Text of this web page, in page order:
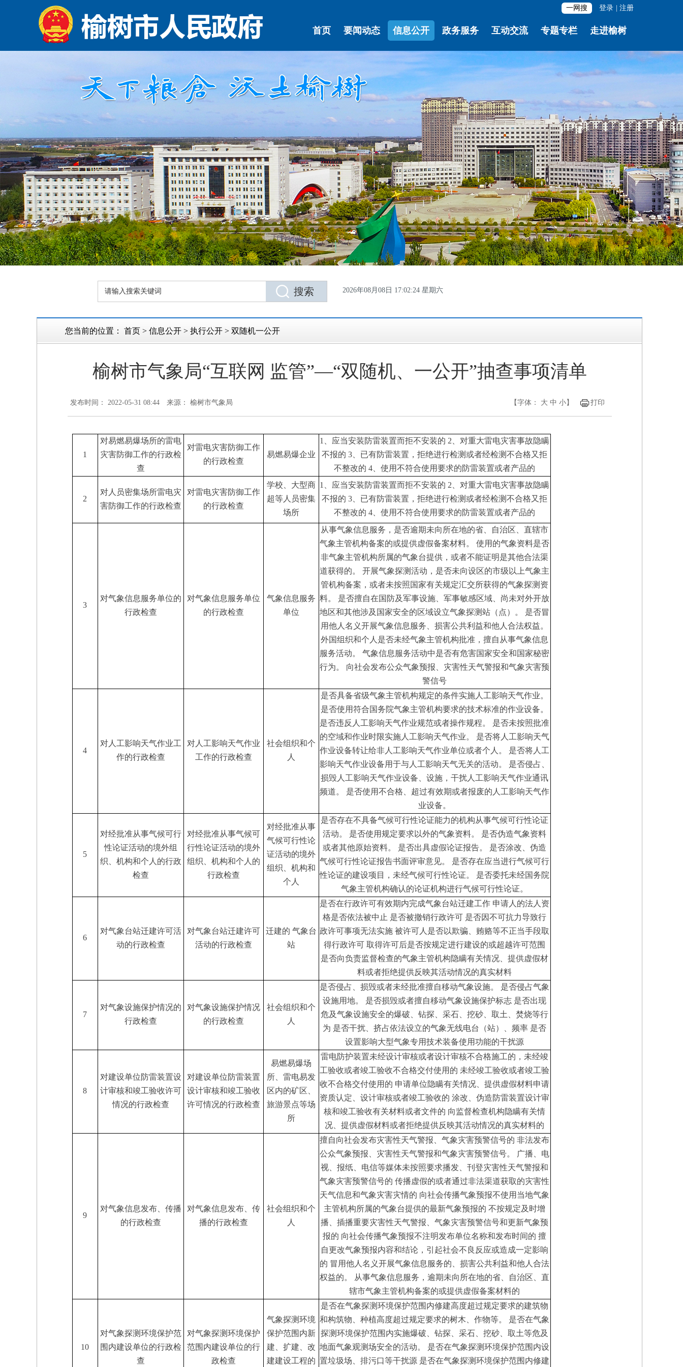
一网搜 登录 注册
首页 要闻动态 信息公开 政务服务 互动交流 专题专栏 走进榆树
2026年08月08日 17:02:25 星期六
您当前的位置： 首页 > 信息公开 > 执行公开 > 双随机一公开
榆树市气象局“互联网 监管”—“双随机、一公开”抽查事项清单
发布时间： 2022-05-31 08:44 来源： 榆树市气象局 【字体： 大 中 小】 打印
1
对易燃易爆场所的雷电
灾害防御工作的行政检
查
对雷电灾害防御工作
的行政检查
易燃易爆企业
1、应当安装防雷装置而拒不安装的 2、对重大雷电灾害事故隐瞒
不报的 3、已有防雷装置，拒绝进行检测或者经检测不合格又拒
不整改的 4、使用不符合使用要求的防雷装置或者产品的
2
对人员密集场所雷电灾
害防御工作的行政检查
对雷电灾害防御工作
的行政检查
学校、大型商
超等人员密集
场所
1、应当安装防雷装置而拒不安装的 2、对重大雷电灾害事故隐瞒
不报的 3、已有防雷装置，拒绝进行检测或者经检测不合格又拒
不整改的 4、使用不符合使用要求的防雷装置或者产品的
3
对气象信息服务单位的
行政检查
对气象信息服务单位
的行政检查
气象信息服务
单位
从事气象信息服务，是否逾期未向所在地的省、自治区、直辖市
气象主管机构备案的或提供虚假备案材料。
使用的气象资料是否
非气象主管机构所属的气象台提供，或者不能证明是其他合法渠
道获得的。
开展气象探测活动，是否未向设区的市级以上气象主
管机构备案，或者未按照国家有关规定汇交所获得的气象探测资
料。
是否擅自在国防及军事设施、军事敏感区域、尚未对外开放
地区和其他涉及国家安全的区域设立气象探测站（点）。
是否冒
用他人名义开展气象信息服务、损害公共利益和他人合法权益。
外国组织和个人是否未经气象主管机构批准，擅自从事气象信息
服务活动。
气象信息服务活动中是否有危害国家安全和国家秘密
行为。
向社会发布公众气象预报、灾害性天气警报和气象灾害预
警信号
4
对人工影响天气作业工
作的行政检查
对人工影响天气作业
工作的行政检查
社会组织和个
人
是否具备省级气象主管机构规定的条件实施人工影响天气作业。
是否使用符合国务院气象主管机构要求的技术标准的作业设备。
是否违反人工影响天气作业规范或者操作规程。
是否未按照批准
的空域和作业时限实施人工影响天气作业。
是否将人工影响天气
作业设备转让给非人工影响天气作业单位或者个人。
是否将人工
影响天气作业设备用于与人工影响天气无关的活动。
是否侵占、
损毁人工影响天气作业设备、设施，干扰人工影响天气作业通讯
频道。
是否使用不合格、超过有效期或者报废的人工影响天气作
业设备。
5
对经批准从事气候可行
性论证活动的境外组
织、机构和个人的行政
检查
对经批准从事气候可
行性论证活动的境外
组织、机构和个人的
行政检查
对经批准从事
气候可行性论
证活动的境外
组织、机构和
个人
是否存在不具备气候可行性论证能力的机构从事气候可行性论证
活动。
是否使用规定要求以外的气象资料。
是否伪造气象资料
或者其他原始资料。
是否出具虚假论证报告。
是否涂改、伪造
气候可行性论证报告书面评审意见。
是否存在应当进行气候可行
性论证的建设项目，未经气候可行性论证。
是否委托未经国务院
气象主管机构确认的论证机构进行气候可行性论证。
6
对气象台站迁建许可活
动的行政检查
对气象台站迁建许可
活动的行政检查
迁建的 气象台
站
是否在行政许可有效期内完成气象台站迁建工作 申请人的法人资
格是否依法被中止 是否被撤销行政许可 是否因不可抗力导致行
政许可事项无法实施 被许可人是否以欺骗、贿赂等不正当手段取
得行政许可 取得许可后是否按规定进行建设的或超越许可范围
是否向负责监督检查的气象主管机构隐瞒有关情况、提供虚假材
料或者拒绝提供反映其活动情况的真实材料
7
对气象设施保护情况的
行政检查
对气象设施保护情况
的行政检查
社会组织和个
人
是否侵占、损毁或者未经批准擅自移动气象设施。
是否侵占气象
设施用地。
是否损毁或者擅自移动气象设施保护标志 是否出现
危及气象设施安全的爆破、钻探、采石、挖砂、取土、焚烧等行
为 是否干扰、挤占依法设立的气象无线电台（站）、频率 是否
设置影响大型气象专用技术装备使用功能的干扰源
8
对建设单位防雷装置设
计审核和竣工验收许可
情况的行政检查
对建设单位防雷装置
设计审核和竣工验收
许可情况的行政检查
易燃易爆场
所、雷电易发
区内的矿区、
旅游景点等场
所
雷电防护装置未经设计审核或者设计审核不合格施工的，未经竣
工验收或者竣工验收不合格交付使用的 未经竣工验收或者竣工验
收不合格交付使用的 申请单位隐瞒有关情况、提供虚假材料申请
资质认定、设计审核或者竣工验收的 涂改、伪造防雷装置设计审
核和竣工验收有关材料或者文件的 向监督检查机构隐瞒有关情
况、提供虚假材料或者拒绝提供反映其活动情况的真实材料的
9
对气象信息发布、传播
的行政检查
对气象信息发布、传
播的行政检查
社会组织和个
人
擅自向社会发布灾害性天气警报、气象灾害预警信号的 非法发布
公众气象预报、灾害性天气警报和气象灾害预警信号。
广播、电
视、报纸、电信等媒体未按照要求播发、刊登灾害性天气警报和
气象灾害预警信号的 传播虚假的或者通过非法渠道获取的灾害性
天气信息和气象灾害灾情的 向社会传播气象预报不使用当地气象
主管机构所属的气象台提供的最新气象预报的 不按规定及时增
播、插播重要灾害性天气警报、气象灾害预警信号和更新气象预
报的 向社会传播气象预报不注明发布单位名称和发布时间的 擅
自更改气象预报内容和结论，引起社会不良反应或造成一定影响
的 冒用他人名义开展气象信息服务的、损害公共利益和他人合法
权益的。
从事气象信息服务，逾期未向所在地的省、自治区、直
辖市气象主管机构备案的或提供虚假备案材料的
10
对气象探测环境保护范
围内建设单位的行政检
查
对气象探测环境保护
范围内建设单位的行
政检查
气象探测环境
保护范围内新
建、扩建、改
建建设工程的
是否在气象探测环境保护范围内修建高度超过规定要求的建筑物
和构筑物、种植高度超过规定要求的树木、作物等。
是否在气象
探测环境保护范围内实施爆破、钻探、采石、挖砂、取土等危及
地面气象观测场安全的活动。
是否在气象探测环境保护范围内设
置垃圾场、排污口等干扰源 是否在气象探测环境保护范围内修建